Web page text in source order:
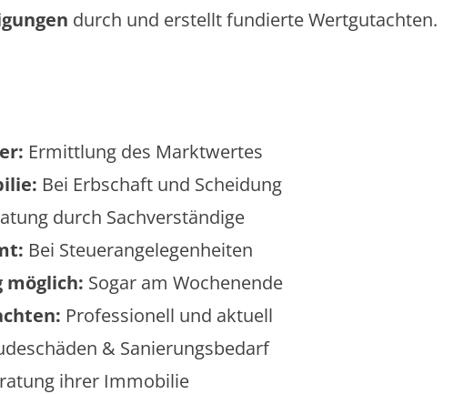
durch und erstellt fundierte Wertgutachten.
Ermittlung des Marktwertes
Bei Erbschaft und Scheidung
durch Sachverständige
Bei Steuerangelegenheiten
Sogar am Wochenende
Professionell und aktuell
& Sanierungsbedarf
ihrer Immobilie